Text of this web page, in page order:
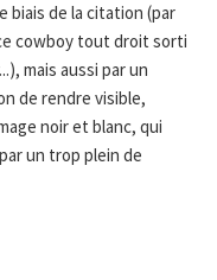
biais de la citation (par
cowboy tout droit sorti
mais aussi par un
de rendre visible,
noir et blanc, qui
un trop plein de